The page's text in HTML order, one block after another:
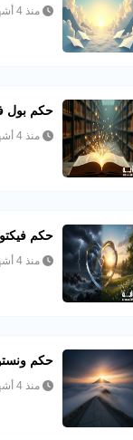
منذ 4 أشهر
حكم بول
منذ 4 أشهر
حكم
منذ 4 أشهر
حكم
منذ 4 أشهر